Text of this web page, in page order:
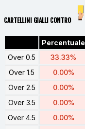
CARTELLINI GIALLI CONTRO
Percentuale
Over 0.5
33.33%
Over 1.5
0.00%
Over 2.5
0.00%
Over 3.5
0.00%
Over 4.5
0.00%